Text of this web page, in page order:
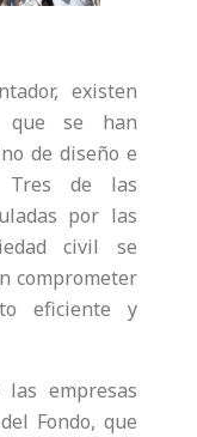
existen
que se han
de diseño e
Tres de las
por las
civil se
comprometer
eficiente y
empresas
Fondo, que